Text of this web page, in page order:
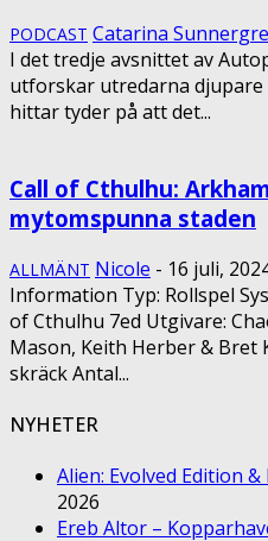
PODCAST Catarina
I det tredje avsnittet av
utforskar utredarna djupare
hittar tyder på att det...
Call of Cthulhu:
mytomspunna staden
ALLMÄNT Nicole - 16 juli,
Information Typ: Rollspel
of Cthulhu 7ed Utgivare:
Mason, Keith Herber & Bret
skräck Antal...
NYHETER
Alien: Evolved Edition
2026
Ereb Altor –